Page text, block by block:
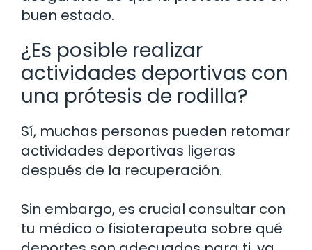
buen estado.
¿Es posible realizar
actividades deportivas con
una prótesis de rodilla?
Sí, muchas personas pueden retomar
actividades deportivas ligeras
después de la recuperación.
Sin embargo, es crucial consultar con
tu médico o fisioterapeuta sobre qué